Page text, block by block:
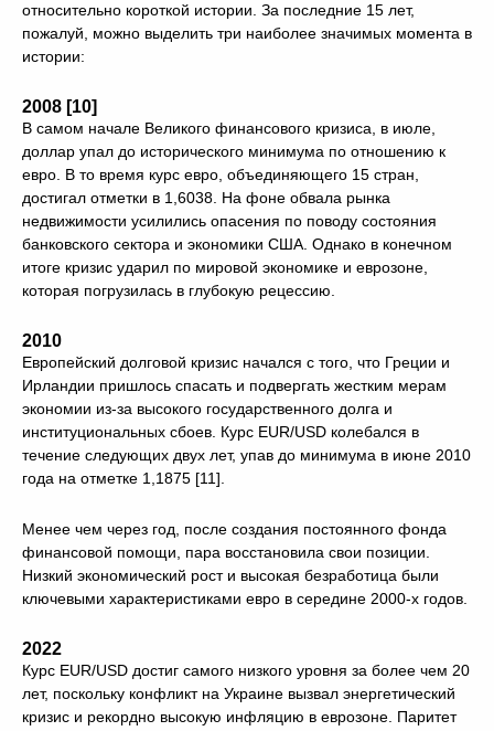
относительно короткой истории. За последние 15 лет,
пожалуй, можно выделить три наиболее значимых момента в
истории:
2008 [10]
В самом начале Великого финансового кризиса, в июле,
доллар упал до исторического минимума по отношению к
евро. В то время курс евро, объединяющего 15 стран,
достигал отметки в 1,6038. На фоне обвала рынка
недвижимости усилились опасения по поводу состояния
банковского сектора и экономики США. Однако в конечном
итоге кризис ударил по мировой экономике и еврозоне,
которая погрузилась в глубокую рецессию.
2010
Европейский долговой кризис начался с того, что Греции и
Ирландии пришлось спасать и подвергать жестким мерам
экономии из-за высокого государственного долга и
институциональных сбоев. Курс EUR/USD колебался в
течение следующих двух лет, упав до минимума в июне 2010
года на отметке 1,1875 [11].
Менее чем через год, после создания постоянного фонда
финансовой помощи, пара восстановила свои позиции.
Низкий экономический рост и высокая безработица были
ключевыми характеристиками евро в середине 2000-х годов.
2022
Курс EUR/USD достиг самого низкого уровня за более чем 20
лет, поскольку конфликт на Украине вызвал энергетический
кризис и рекордно высокую инфляцию в еврозоне. Паритет